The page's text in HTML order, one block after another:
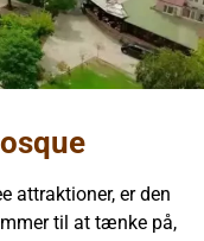
attraktioner, er den
til at tænke på,